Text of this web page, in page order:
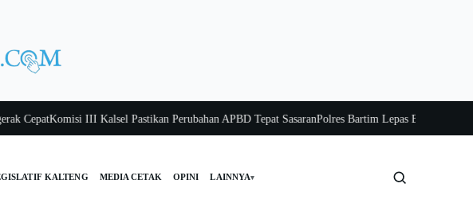
Komisi III Kalsel Pastikan Perubahan APBD Tepat SasaranPolres Bartim Lepas Bakti Sosial untuk
KALTENG MEDIA CETAK OPINI LAINNYA▾